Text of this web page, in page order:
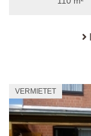
VERMIETET